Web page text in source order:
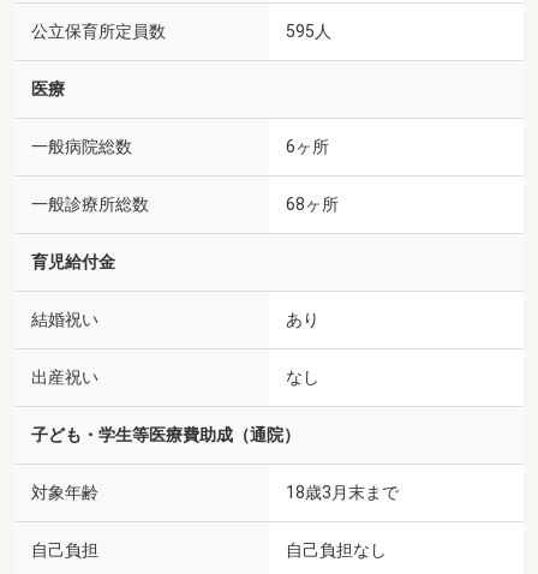
公立保育所定員数 595人
医療
一般病院総数 6ヶ所
一般診療所総数 68ヶ所
育児給付金
結婚祝い あり
出産祝い なし
子ども・学生等医療費助成（通院）
対象年齢 18歳3月末まで
自己負担 自己負担なし